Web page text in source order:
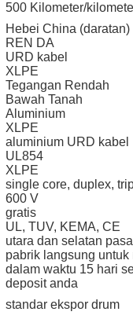
500 Kilometer/
Hebei China (daratan)
REN DA
URD kabel
XLPE
Tegangan Rendah
Bawah Tanah
Aluminium
XLPE
aluminium URD kabel
UL854
XLPE
single core, duplex,
600 V
gratis
UL, TUV, KEMA, CE
utara dan selatan
pabrik langsung untuk
dalam waktu 15 hari
deposit anda
standar ekspor drum